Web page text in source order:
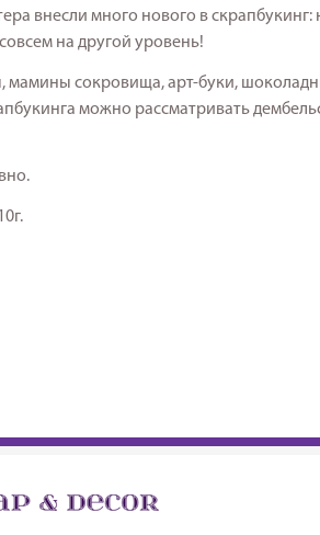
внесли много нового в скрапбукинг:
на другой уровень!
мамины сокровища, арт-буки,
можно рассматривать